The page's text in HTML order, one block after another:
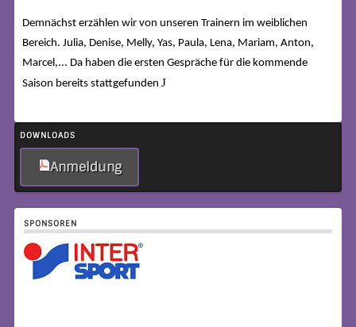
DOWNLOADS
Anmeldung
SPONSOREN
Demnächst erzählen wir von unseren Trainern im weiblichen
Bereich. Julia, Denise, Melly, Yas, Paula, Lena, Mariam, Anton,
Marcel,... Da haben die ersten Gespräche für die kommende
Saison bereits stattgefunden J